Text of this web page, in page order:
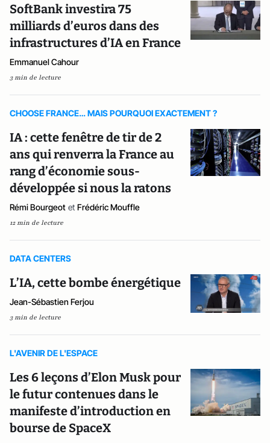
SoftBank investira 75
milliards d’euros dans des
infrastructures d’IA en France
Emmanuel Cahour
3 min de lecture
CHOOSE FRANCE… MAIS POURQUOI EXACTEMENT ?
IA : cette fenêtre de tir de 2
ans qui renverra la France au
rang d’économie sous-
développée si nous la ratons
Rémi Bourgeot et Frédéric Mouffle
12 min de lecture
DATA CENTERS
L’IA, cette bombe énergétique
Jean-Sébastien Ferjou
3 min de lecture
L'AVENIR DE L'ESPACE
Les 6 leçons d’Elon Musk pour
le futur contenues dans le
manifeste d’introduction en
bourse de SpaceX